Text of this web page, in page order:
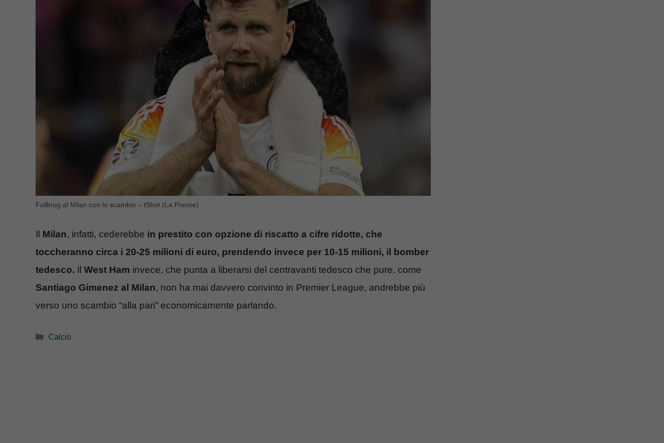
Fullkrug al Milan con lo scambio – tShot (La Presse)
Il Milan, infatti, cederebbe in prestito con opzione di riscatto a cifre ridotte, che
toccheranno circa i 20-25 milioni di euro, prendendo invece per 10-15 milioni, il bomber
tedesco. Il West Ham invece, che punta a liberarsi del centravanti tedesco che pure, come
Santiago Gimenez al Milan, non ha mai davvero convinto in Premier League, andrebbe più
verso uno scambio “alla pari” economicamente parlando.
Categorie
Calcio